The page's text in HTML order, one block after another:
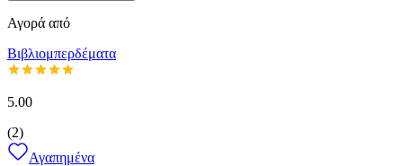
Αγορά από
Βιβλιομπερδέματα
5.00
(2)
Αγαπημένα